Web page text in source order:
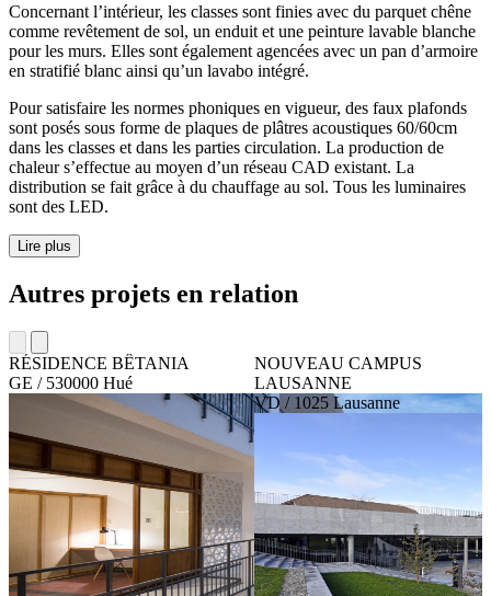
Concernant l’intérieur, les classes sont finies avec du parquet chêne
comme revêtement de sol, un enduit et une peinture lavable blanche
pour les murs. Elles sont également agencées avec un pan d’armoire
en stratifié blanc ainsi qu’un lavabo intégré.
Pour satisfaire les normes phoniques en vigueur, des faux plafonds
sont posés sous forme de plaques de plâtres acoustiques 60/60cm
dans les classes et dans les parties circulation. La production de
chaleur s’effectue au moyen d’un réseau CAD existant. La
distribution se fait grâce à du chauffage au sol. Tous les luminaires
sont des LED.
Lire plus
Autres projets en relation
RÉSIDENCE BÊTANIA
GE / 530000 Hué
NOUVEAU CAMPUS
LAUSANNE
VD / 1025 Lausanne